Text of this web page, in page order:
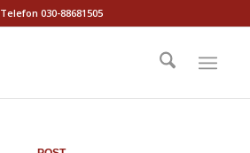
Telefon 030-88681505